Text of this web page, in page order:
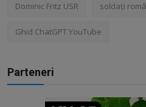
Dominic Fritz USR soldați
Ghid ChatGPT YouTube
Parteneri